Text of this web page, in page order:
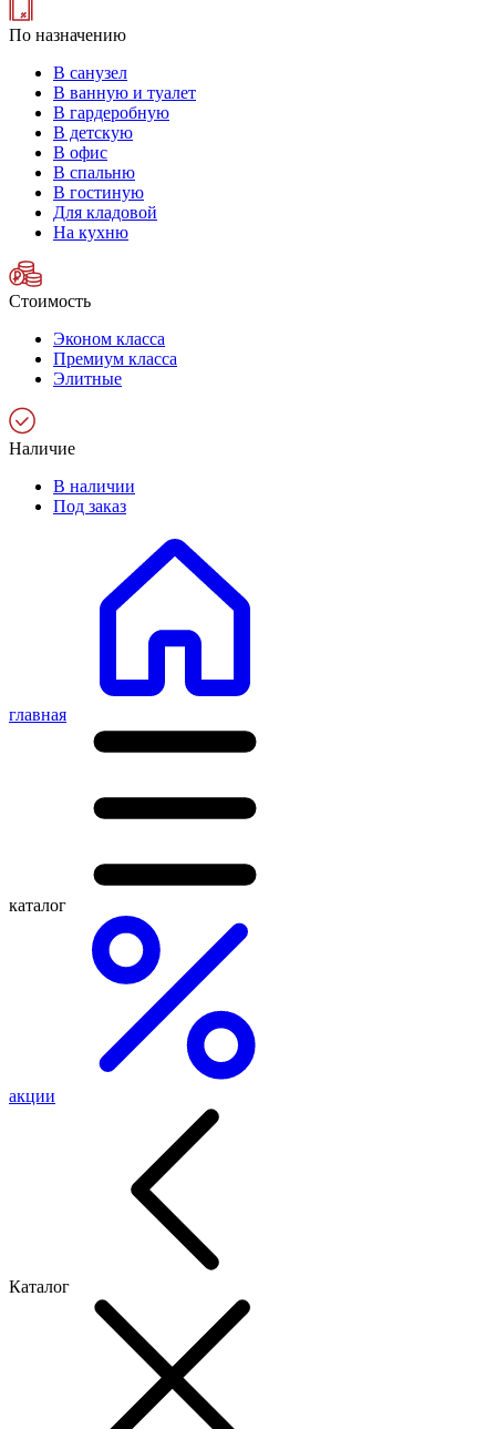
По назначению
В санузел
В ванную и туалет
В гардеробную
В детскую
В офис
В спальню
В гостиную
Для кладовой
На кухню
Стоимость
Эконом класса
Премиум класса
Элитные
Наличие
В наличии
Под заказ
главная
каталог
акции
Каталог